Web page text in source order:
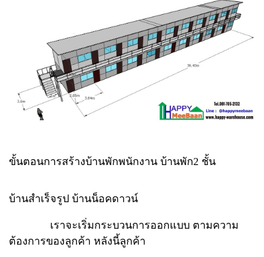
ขั้นตอนการสร้างบ้านพักพนักงาน บ้านพัก2 ชั้น
บ้านสำเร็จรูป บ้านน็อคดาวน์
เราจะเริ่มกระบวนการออกแบบ ตามความ
ต้องการของลูกค้า หลังนี้ลูกค้า